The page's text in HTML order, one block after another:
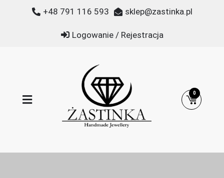
+48 791 116 593 sklep@zastinka.pl
Logowanie / Rejestracja
0